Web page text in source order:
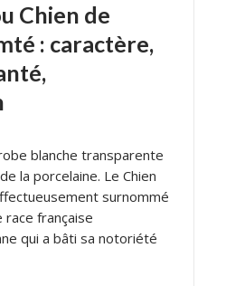
Chien de
: caractère,
blanche transparente
la porcelaine. Le Chien
surnommé
race française
qui a bâti sa notoriété